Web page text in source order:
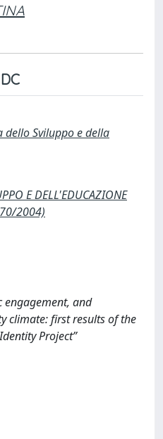
Sviluppo e della
E DELL'EDUCAZIONE
2004)
engagement, and
climate: first results of the
Project”